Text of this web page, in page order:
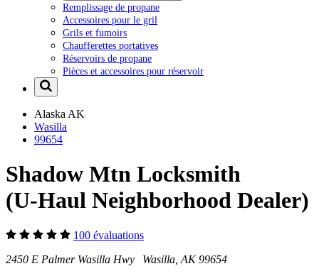
Remplissage de propane
Accessoires pour le gril
Grils et fumoirs
Chaufferettes portatives
Réservoirs de propane
Pièces et accessoires pour réservoir
Alaska AK
Wasilla
99654
Shadow Mtn Locksmith
(U-Haul Neighborhood Dealer)
100 évaluations
2450 E Palmer Wasilla Hwy Wasilla, AK 99654